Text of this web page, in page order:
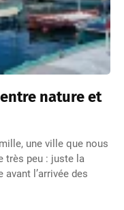
nature et
une ville que nous
très peu : juste la
avant l’arrivée des